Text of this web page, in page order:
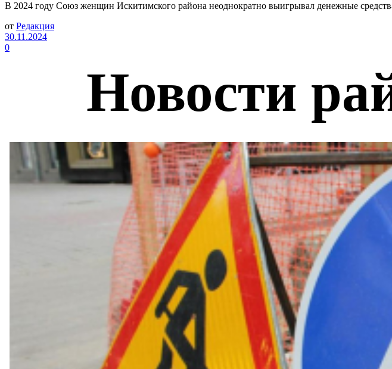
В 2024 году Союз женщин Искитимского района неоднократно выигрывал денежные
от Редакция
30.11.2024
0